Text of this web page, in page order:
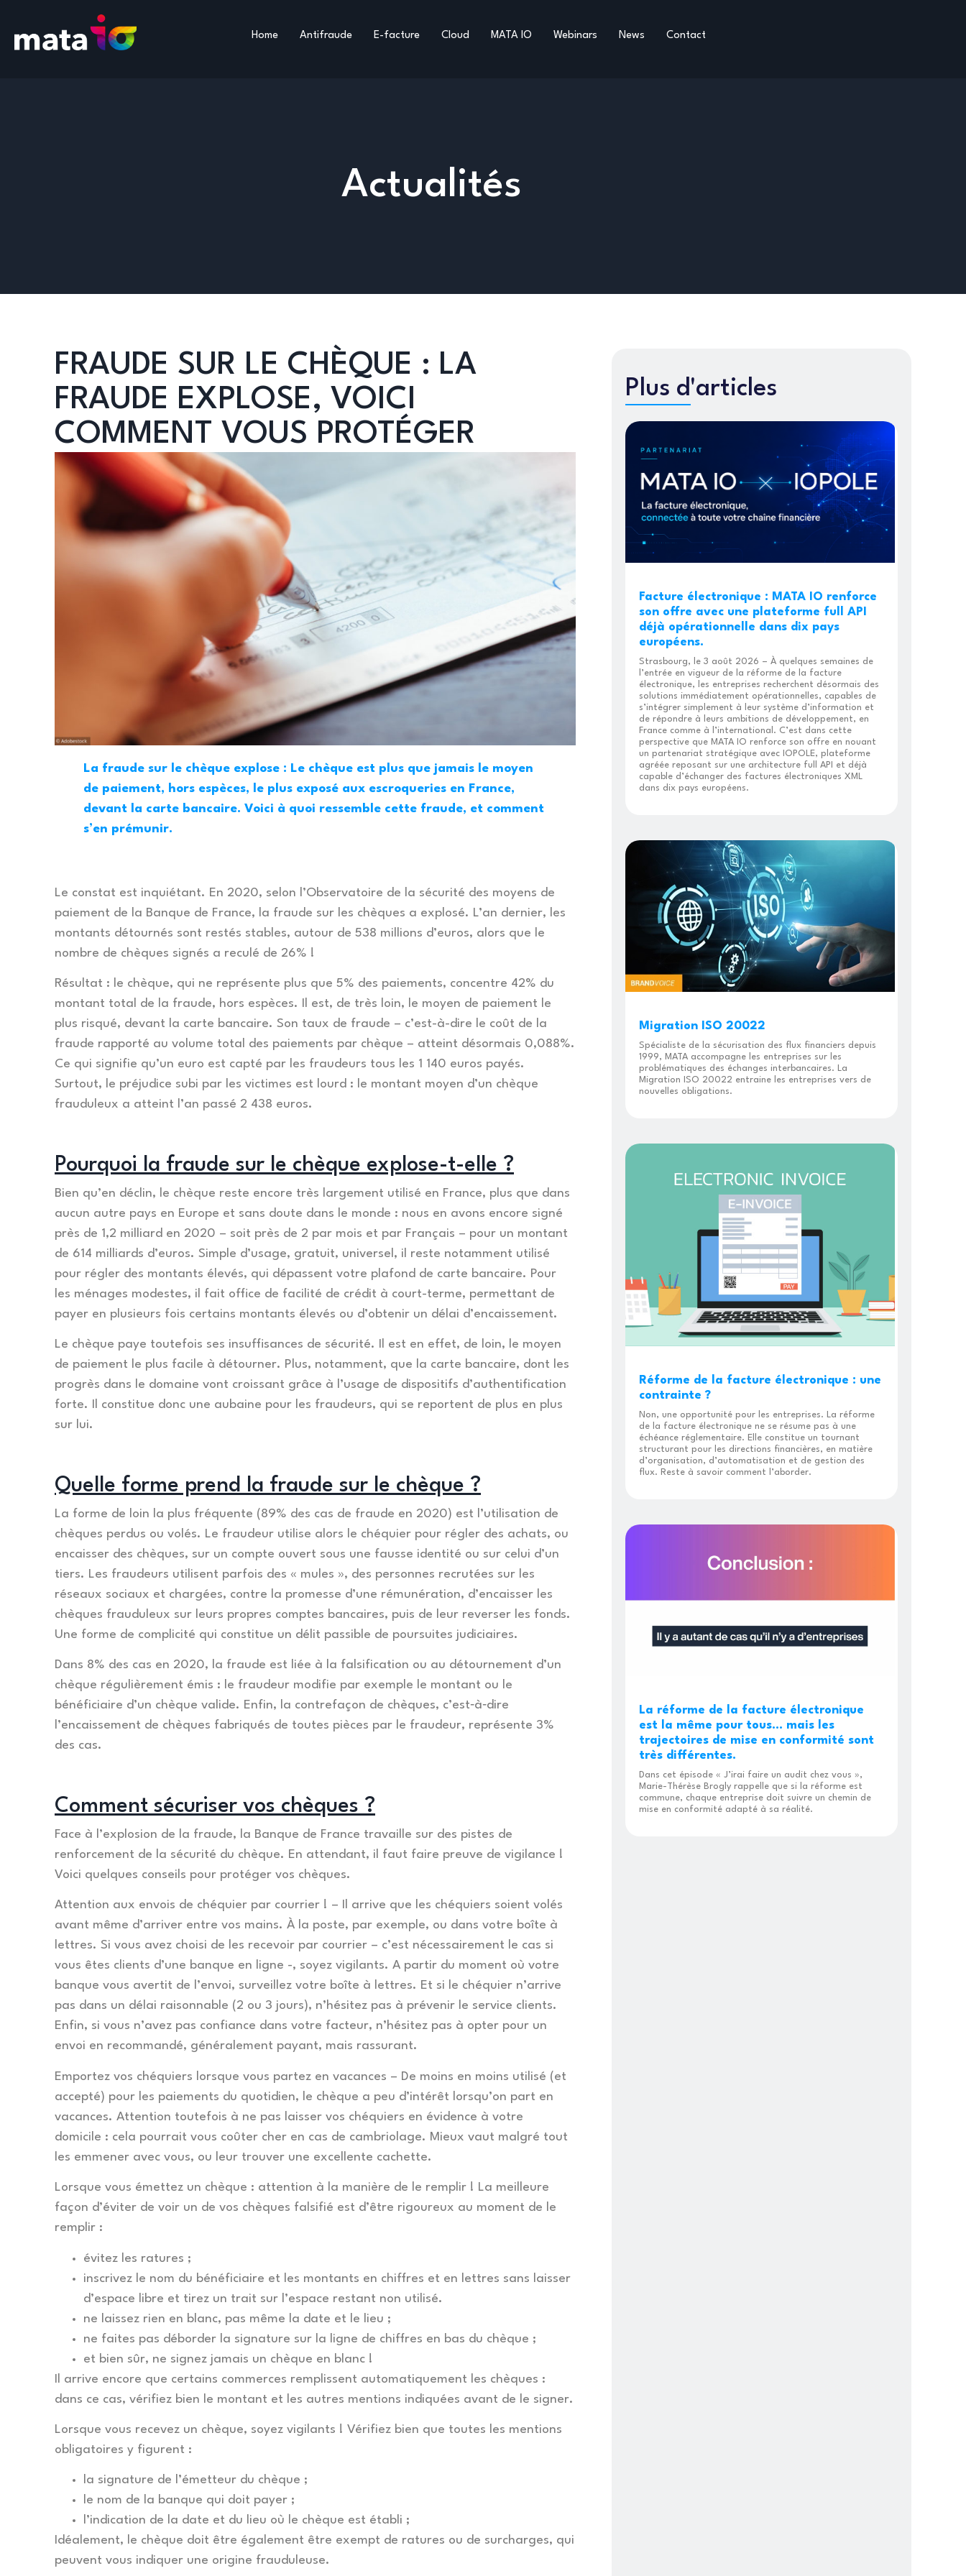
Home Antifraude E-facture Cloud MATA IO Webinars News Contact
Actualités
FRAUDE SUR LE CHÈQUE : LA
FRAUDE EXPLOSE, VOICI
COMMENT VOUS PROTÉGER
La fraude sur le chèque explose : Le chèque est plus que jamais le moyen
de paiement, hors espèces, le plus exposé aux escroqueries en France,
devant la carte bancaire. Voici à quoi ressemble cette fraude, et comment
s’en prémunir.
Le constat est inquiétant. En 2020, selon l’Observatoire de la sécurité des moyens de
paiement de la Banque de France, la fraude sur les chèques a explosé. L’an dernier, les
montants détournés sont restés stables, autour de 538 millions d’euros, alors que le
nombre de chèques signés a reculé de 26% !
Résultat : le chèque, qui ne représente plus que 5% des paiements, concentre 42% du
montant total de la fraude, hors espèces. Il est, de très loin, le moyen de paiement le
plus risqué, devant la carte bancaire. Son taux de fraude – c’est-à-dire le coût de la
fraude rapporté au volume total des paiements par chèque – atteint désormais 0,088%.
Ce qui signifie qu’un euro est capté par les fraudeurs tous les 1 140 euros payés.
Surtout, le préjudice subi par les victimes est lourd : le montant moyen d’un chèque
frauduleux a atteint l’an passé 2 438 euros.
Pourquoi la fraude sur le chèque explose-t-elle ?
Bien qu’en déclin, le chèque reste encore très largement utilisé en France, plus que dans
aucun autre pays en Europe et sans doute dans le monde : nous en avons encore signé
près de 1,2 milliard en 2020 – soit près de 2 par mois et par Français – pour un montant
de 614 milliards d’euros. Simple d’usage, gratuit, universel, il reste notamment utilisé
pour régler des montants élevés, qui dépassent votre plafond de carte bancaire. Pour
les ménages modestes, il fait office de facilité de crédit à court-terme, permettant de
payer en plusieurs fois certains montants élevés ou d’obtenir un délai d’encaissement.
Le chèque paye toutefois ses insuffisances de sécurité. Il est en effet, de loin, le moyen
de paiement le plus facile à détourner. Plus, notamment, que la carte bancaire, dont les
progrès dans le domaine vont croissant grâce à l’usage de dispositifs d’authentification
forte. Il constitue donc une aubaine pour les fraudeurs, qui se reportent de plus en plus
sur lui.
Quelle forme prend la fraude sur le chèque ?
La forme de loin la plus fréquente (89% des cas de fraude en 2020) est l’utilisation de
chèques perdus ou volés. Le fraudeur utilise alors le chéquier pour régler des achats, ou
encaisser des chèques, sur un compte ouvert sous une fausse identité ou sur celui d’un
tiers. Les fraudeurs utilisent parfois des « mules », des personnes recrutées sur les
réseaux sociaux et chargées, contre la promesse d’une rémunération, d’encaisser les
chèques frauduleux sur leurs propres comptes bancaires, puis de leur reverser les fonds.
Une forme de complicité qui constitue un délit passible de poursuites judiciaires.
Dans 8% des cas en 2020, la fraude est liée à la falsification ou au détournement d’un
chèque régulièrement émis : le fraudeur modifie par exemple le montant ou le
bénéficiaire d’un chèque valide. Enfin, la contrefaçon de chèques, c’est‐à‐dire
l’encaissement de chèques fabriqués de toutes pièces par le fraudeur, représente 3%
des cas.
Comment sécuriser vos chèques ?
Face à l’explosion de la fraude, la Banque de France travaille sur des pistes de
renforcement de la sécurité du chèque. En attendant, il faut faire preuve de vigilance !
Voici quelques conseils pour protéger vos chèques.
Attention aux envois de chéquier par courrier ! – Il arrive que les chéquiers soient volés
avant même d’arriver entre vos mains. À la poste, par exemple, ou dans votre boîte à
lettres. Si vous avez choisi de les recevoir par courrier – c’est nécessairement le cas si
vous êtes clients d’une banque en ligne -, soyez vigilants. A partir du moment où votre
banque vous avertit de l’envoi, surveillez votre boîte à lettres. Et si le chéquier n’arrive
pas dans un délai raisonnable (2 ou 3 jours), n’hésitez pas à prévenir le service clients.
Enfin, si vous n’avez pas confiance dans votre facteur, n’hésitez pas à opter pour un
envoi en recommandé, généralement payant, mais rassurant.
Emportez vos chéquiers lorsque vous partez en vacances – De moins en moins utilisé (et
accepté) pour les paiements du quotidien, le chèque a peu d’intérêt lorsqu’on part en
vacances. Attention toutefois à ne pas laisser vos chéquiers en évidence à votre
domicile : cela pourrait vous coûter cher en cas de cambriolage. Mieux vaut malgré tout
les emmener avec vous, ou leur trouver une excellente cachette.
Lorsque vous émettez un chèque : attention à la manière de le remplir ! La meilleure
façon d’éviter de voir un de vos chèques falsifié est d’être rigoureux au moment de le
remplir :
évitez les ratures ;
inscrivez le nom du bénéficiaire et les montants en chiffres et en lettres sans laisser
d’espace libre et tirez un trait sur l’espace restant non utilisé.
ne laissez rien en blanc, pas même la date et le lieu ;
ne faites pas déborder la signature sur la ligne de chiffres en bas du chèque ;
et bien sûr, ne signez jamais un chèque en blanc !
Il arrive encore que certains commerces remplissent automatiquement les chèques :
dans ce cas, vérifiez bien le montant et les autres mentions indiquées avant de le signer.
Lorsque vous recevez un chèque, soyez vigilants ! Vérifiez bien que toutes les mentions
obligatoires y figurent :
la signature de l’émetteur du chèque ;
le nom de la banque qui doit payer ;
l’indication de la date et du lieu où le chèque est établi ;
Idéalement, le chèque doit être également être exempt de ratures ou de surcharges, qui
peuvent vous indiquer une origine frauduleuse.
Plus d'articles
Facture électronique : MATA IO renforce
son offre avec une plateforme full API
déjà opérationnelle dans dix pays
européens.
Strasbourg, le 3 août 2026 – À quelques semaines de
l’entrée en vigueur de la réforme de la facture
électronique, les entreprises recherchent désormais des
solutions immédiatement opérationnelles, capables de
s’intégrer simplement à leur système d’information et
de répondre à leurs ambitions de développement, en
France comme à l’international. C’est dans cette
perspective que MATA IO renforce son offre en nouant
un partenariat stratégique avec IOPOLE, plateforme
agréée reposant sur une architecture full API et déjà
capable d’échanger des factures électroniques XML
dans dix pays européens.
Migration ISO 20022
Spécialiste de la sécurisation des flux financiers depuis
1999, MATA accompagne les entreprises sur les
problématiques des échanges interbancaires. La
Migration ISO 20022 entraine les entreprises vers de
nouvelles obligations.
Réforme de la facture électronique : une
contrainte ?
Non, une opportunité pour les entreprises. La réforme
de la facture électronique ne se résume pas à une
échéance réglementaire. Elle constitue un tournant
structurant pour les directions financières, en matière
d’organisation, d’automatisation et de gestion des
flux. Reste à savoir comment l’aborder.
La réforme de la facture électronique
est la même pour tous… mais les
trajectoires de mise en conformité sont
très différentes.
Dans cet épisode « J’irai faire un audit chez vous »,
Marie-Thérèse Brogly rappelle que si la réforme est
commune, chaque entreprise doit suivre un chemin de
mise en conformité adapté à sa réalité.